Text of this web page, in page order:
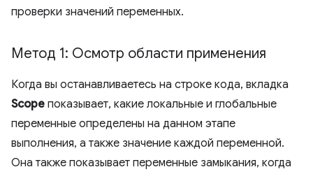
проверки значений переменных.
Метод 1: Осмотр области применения
Когда вы останавливаетесь на строке кода, вкладка
Scope показывает, какие локальные и глобальные
переменные определены на данном этапе
выполнения, а также значение каждой переменной.
Она также показывает переменные замыкания, когда